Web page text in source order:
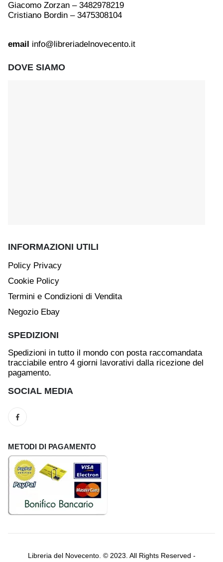
Giacomo Zorzan – 3482978219
Cristiano Bordin – 3475308104
email info@libreriadelnovecento.it
DOVE SIAMO
INFORMAZIONI UTILI
Policy Privacy
Cookie Policy
Termini e Condizioni di Vendita
Negozio Ebay
SPEDIZIONI
Spedizioni in tutto il mondo con posta raccomandata
tracciabile entro 4 giorni lavorativi dalla ricezione del
pagamento.
SOCIAL MEDIA
METODI DI PAGAMENTO
Libreria del Novecento. © 2023. All Rights Reserved -